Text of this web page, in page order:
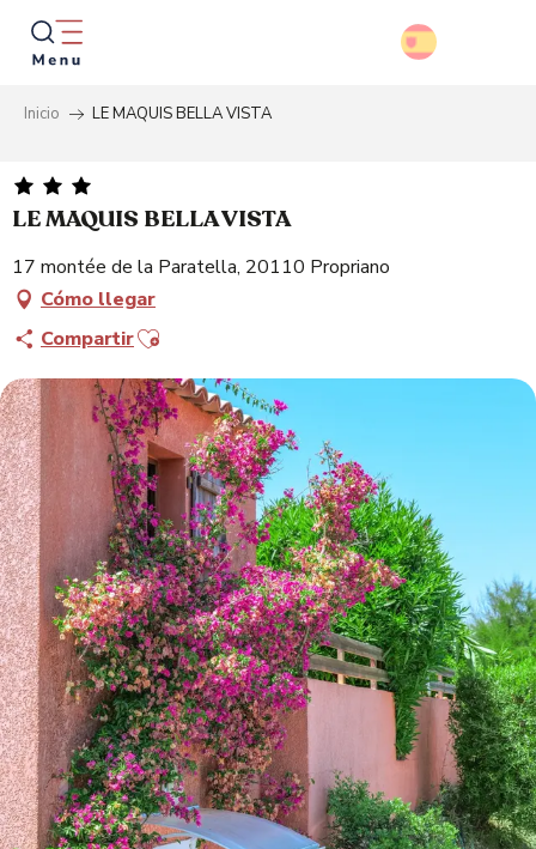
Aller
contenu
principal
Inicio LE MAQUIS BELLA VISTA
LE MAQUIS BELLA VISTA
17 montée de la Paratella, 20110 Propriano
Cómo llegar
CompartirAjouter aux favoris